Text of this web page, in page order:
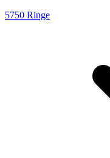
5750 Ringe